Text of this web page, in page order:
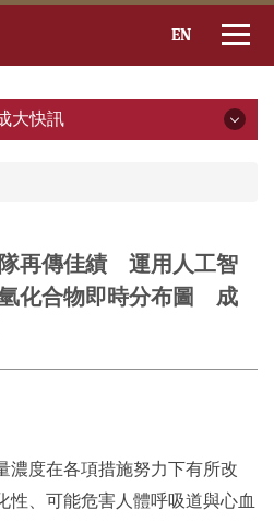
EN
大快訊
再傳佳績 運用人工智
化合物即時分布圖 成
濃度在各項措施努力下有所改
性、可能危害人體呼吸道與心血